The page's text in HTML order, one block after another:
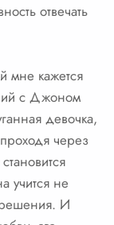
отвечать
мне кажется
с Джоном
девочка,
через
учится не
решения. И